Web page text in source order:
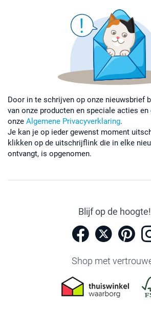
Door in te schrijven op onze nieuwsbrief
van onze producten en speciale acties
onze Algemene Privacyverklaring.
Je kan je op ieder gewenst moment
klikken op de uitschrijflink die in elke
ontvangt, is opgenomen.
Blijf op de hoogte!
Shop met